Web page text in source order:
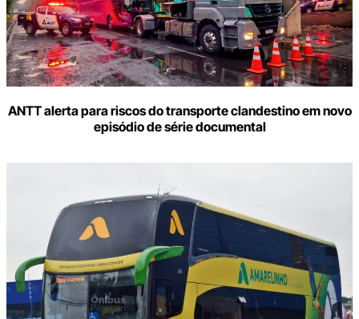
ANTT alerta para riscos do transporte clandestino em novo
episódio de série documental